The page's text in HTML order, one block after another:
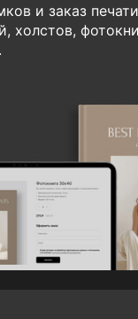
и заказ печати
холстов,